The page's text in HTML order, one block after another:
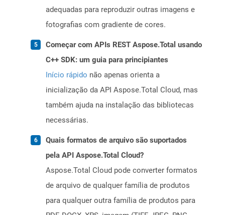
adequadas para reproduzir outras imagens e
fotografias com gradiente de cores.
Começar com APIs REST Aspose.Total usando
C++ SDK: um guia para principiantes
Início rápido não apenas orienta a
inicialização da API Aspose.Total Cloud, mas
também ajuda na instalação das bibliotecas
necessárias.
Quais formatos de arquivo são suportados
pela API Aspose.Total Cloud?
Aspose.Total Cloud pode converter formatos
de arquivo de qualquer família de produtos
para qualquer outra família de produtos para